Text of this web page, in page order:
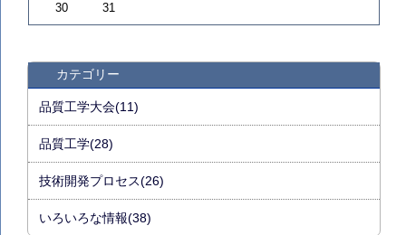
30
31
カテゴリー
品質工学大会(11)
品質工学(28)
技術開発プロセス(26)
いろいろな情報(38)